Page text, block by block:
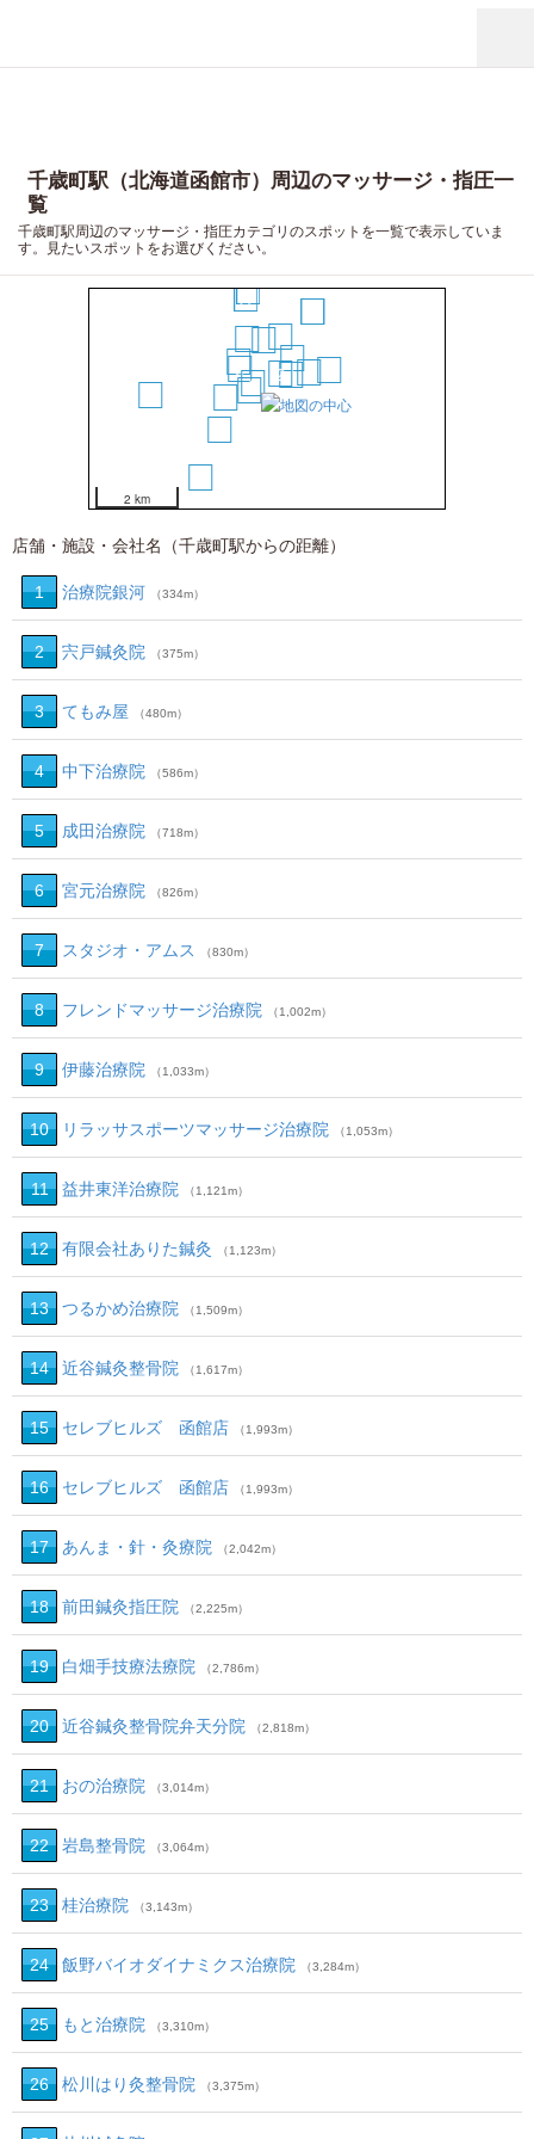
千歳町駅（北海道函館市）周辺のマッサージ・指圧一
覧
千歳町駅周辺のマッサージ・指圧カテゴリのスポットを一覧で表示していま
す。見たいスポットをお選びください。
1 2
3
4
5 6
7
9
17
18
2 km
店舗・施設・会社名（千歳町駅からの距離）
1 治療院銀河 （334m）
2 宍戸鍼灸院 （375m）
3 てもみ屋 （480m）
4 中下治療院 （586m）
5 成田治療院 （718m）
6 宮元治療院 （826m）
7 スタジオ・アムス （830m）
8 フレンドマッサージ治療院 （1,002m）
9 伊藤治療院 （1,033m）
10 リラッサスポーツマッサージ治療院 （1,053m）
11 益井東洋治療院 （1,121m）
12 有限会社ありた鍼灸 （1,123m）
13 つるかめ治療院 （1,509m）
14 近谷鍼灸整骨院 （1,617m）
15 セレブヒルズ 函館店 （1,993m）
16 セレブヒルズ 函館店 （1,993m）
17 あんま・針・灸療院 （2,042m）
18 前田鍼灸指圧院 （2,225m）
19 白畑手技療法療院 （2,786m）
20 近谷鍼灸整骨院弁天分院 （2,818m）
21 おの治療院 （3,014m）
22 岩島整骨院 （3,064m）
23 桂治療院 （3,143m）
24 飯野バイオダイナミクス治療院 （3,284m）
25 もと治療院 （3,310m）
26 松川はり灸整骨院 （3,375m）